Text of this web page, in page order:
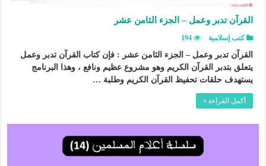
القرآن تدبر وعمل – الجزء الثامن عشر
كتب إسلامية 194
القرآن تدبر وعمل – الجزء الثامن عشر : فإن كتاب القرآن تدبر وعمل
يتعلق بتدبر القرآن الكريم وهو مشروع عظيم ونافع ، وهذا البرنامج
يستهدف حلقات تحفيظ القرآن الكريم وطلبة …
أكمل القراءة »